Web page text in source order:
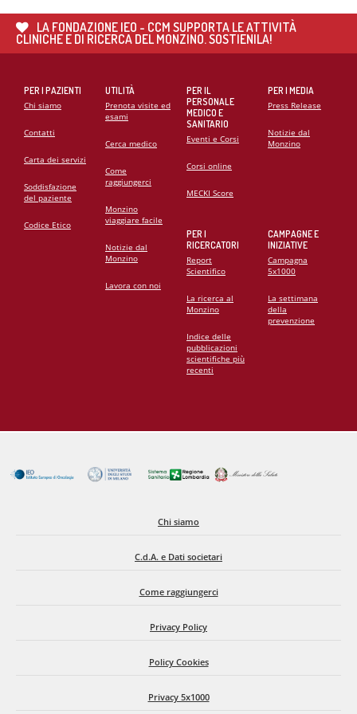
PROF. GIANFRANCO SINAGRA AL CONGRESSO
CARDIO MONZINO 2025
LA FONDAZIONE IEO - CCM SUPPORTA LE ATTIVITÀ
CLINICHE E DI RICERCA DEL MONZINO. SOSTIENILA!
PER I PAZIENTI
Chi siamo
Contatti
Carta dei servizi
Soddisfazione
del paziente
Codice Etico
UTILITÀ
Prenota visite ed
esami
Cerca medico
Come
raggiungerci
Monzino
viaggiare facile
Notizie dal
Monzino
Lavora con noi
PER IL
PERSONALE
MEDICO E
SANITARIO
Eventi e Corsi
Corsi online
MECKI Score
PER I
RICERCATORI
Report
Scientifico
La ricerca al
Monzino
Indice delle
pubblicazioni
scientifiche più
recenti
PER I MEDIA
Press Release
Notizie dal
Monzino
CAMPAGNE E
INIZIATIVE
Campagna
5x1000
La settimana
della
prevenzione
Chi siamo
C.d.A. e Dati societari
Come raggiungerci
Privacy Policy
Policy Cookies
Privacy 5x1000